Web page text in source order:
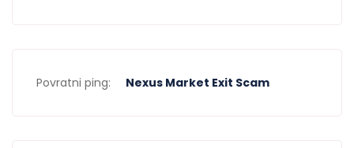
Povratni ping: Nexus Market Exit Scam